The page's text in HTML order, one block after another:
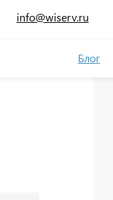
info@wiserv.ru
Блог